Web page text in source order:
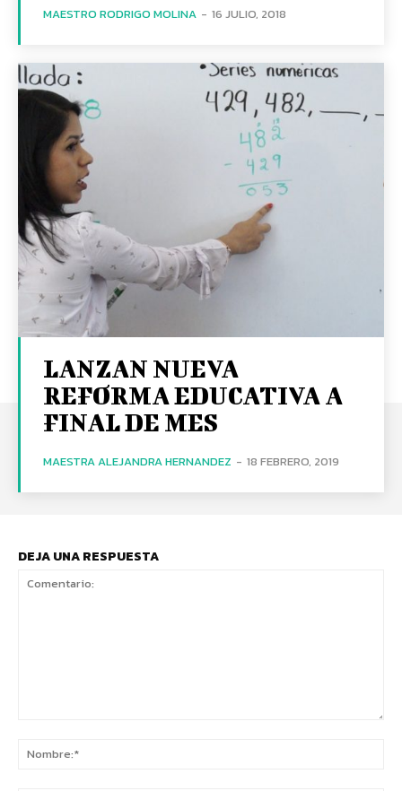
MAESTRO RODRIGO MOLINA - 16 JULIO, 2018
LANZAN NUEVA
REFORMA EDUCATIVA A
FINAL DE MES
MAESTRA ALEJANDRA HERNANDEZ - 18 FEBRERO, 2019
DEJA UNA RESPUESTA